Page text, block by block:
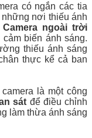
có ngắn các tia
nơi thiếu ánh
Camera ngoài trời
biến ánh sáng.
thiếu ánh sáng
thực kể cả ban
là một công
sát để điều chỉnh
làm thừa ánh sáng